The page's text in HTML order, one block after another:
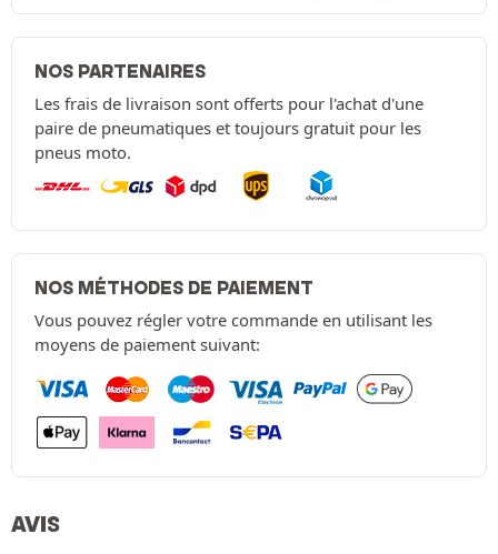
NOS PARTENAIRES
Les frais de livraison sont offerts pour l'achat d'une
paire de pneumatiques et toujours gratuit pour les
pneus moto.
NOS MÉTHODES DE PAIEMENT
Vous pouvez régler votre commande en utilisant les
moyens de paiement suivant:
AVIS